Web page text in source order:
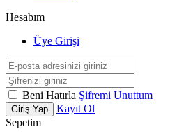
Hesabım
Üye Girişi
Beni Hatırla Şifremi Unuttum
Giriş Yap
Kayıt Ol
Sepetim